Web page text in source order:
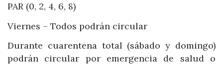
PAR (0, 2, 4, 6, 8)
Viernes – Todos podrán circular
Durante cuarentena total (sábado y domingo)
podrán circular por emergencia de salud o